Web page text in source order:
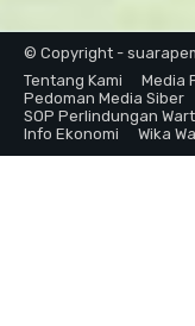
© Copyright -
Tentang Kami
Media
Pedoman Media Siber
SOP Perlindungan
Info Ekonomi
Wika